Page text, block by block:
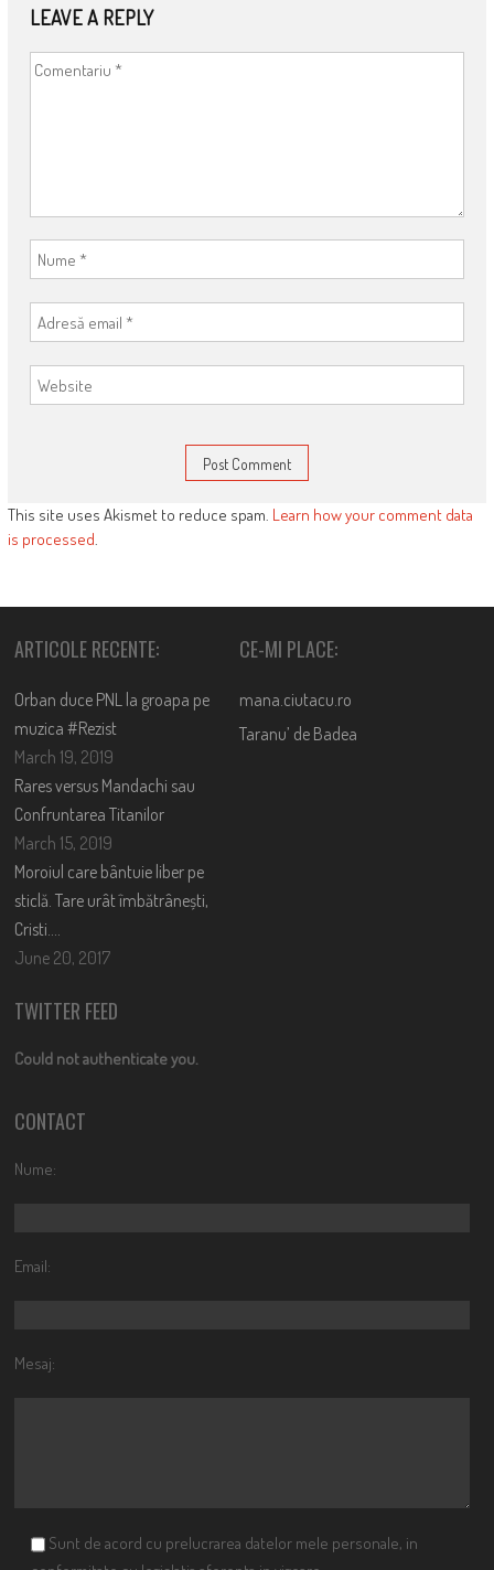
LEAVE A REPLY
This site uses Akismet to reduce spam. Learn how your comment data
is processed.
ARTICOLE RECENTE:
Orban duce PNL la groapa pe
muzica #Rezist
March 19, 2019
Rares versus Mandachi sau
Confruntarea Titanilor
March 15, 2019
Moroiul care bântuie liber pe
sticlă. Tare urât îmbătrânești,
Cristi….
June 20, 2017
CE-MI PLACE:
mana.ciutacu.ro
Taranu’ de Badea
TWITTER FEED
Could not authenticate you.
CONTACT
Nume:
Email:
Mesaj:
Sunt de acord cu prelucrarea datelor mele personale, in